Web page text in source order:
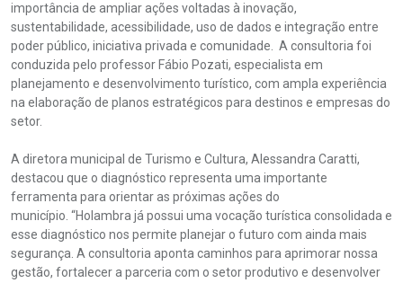
importância de ampliar ações voltadas à inovação,
sustentabilidade, acessibilidade, uso de dados e integração entre
poder público, iniciativa privada e comunidade. A consultoria foi
conduzida pelo professor Fábio Pozati, especialista em
planejamento e desenvolvimento turístico, com ampla experiência
na elaboração de planos estratégicos para destinos e empresas do
setor.
A diretora municipal de Turismo e Cultura, Alessandra Caratti,
destacou que o diagnóstico representa uma importante
ferramenta para orientar as próximas ações do
município. “Holambra já possui uma vocação turística consolidada e
esse diagnóstico nos permite planejar o futuro com ainda mais
segurança. A consultoria aponta caminhos para aprimorar nossa
gestão, fortalecer a parceria com o setor produtivo e desenvolver